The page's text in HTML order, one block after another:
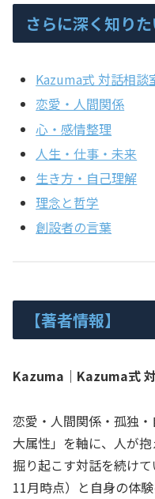
さらに深く知り
Kazuma式 対話相談
恋愛・人間関係
心・感情整理
人生・仕事・未来
生き方・自己理解
理念と哲学
創設者の言葉
【著者情報】
Kazuma｜Kazuma式
恋愛・人間関係・孤独
大属性」を軸に、人が
掘り起こす対話を続け
11月時点）と自身の体